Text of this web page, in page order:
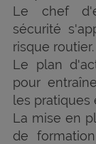
Le chef
sécurité
risque routier.
Le plan
pour
les
La mise en
de